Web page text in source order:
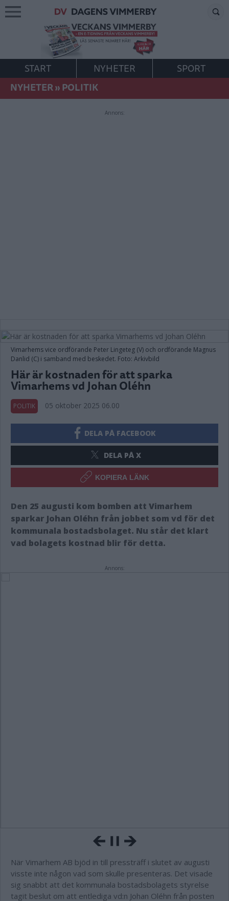
START NYHETER
SPORT
NYHETER»POLITIK
Annons:
Vimarhems vice ordförande Peter Lingeteg (V) och ordförande Magnus
Danlid (C) i samband med beskedet. Foto: Arkivbild
Här är kostnaden för att sparka
Vimarhems vd Johan Oléhn
POLITIK 05 oktober 2025 06.00
DELA PÅ FACEBOOK
DELA PÅ X
KOPIERA LÄNK
Den 25 augusti kom bomben att Vimarhem
sparkar Johan Oléhn från jobbet som vd för det
kommunala bostadsbolaget. Nu står det klart
vad bolagets kostnad blir för detta.
Annons:
När Vimarhem AB bjöd in till pressträff i slutet av augusti
visste inte någon vad som skulle presenteras. Det visade
sig snabbt att det kommunala bostadsbolagets styrelse
tagit beslut om att entlediga vd:n Johan Oléhn från posten